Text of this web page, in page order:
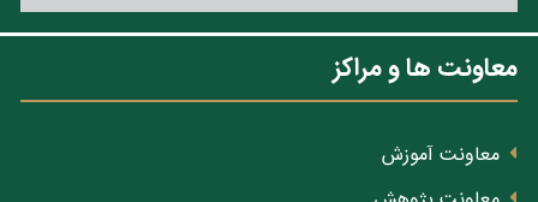
معاونت ها و مراکز
معاونت آموزش